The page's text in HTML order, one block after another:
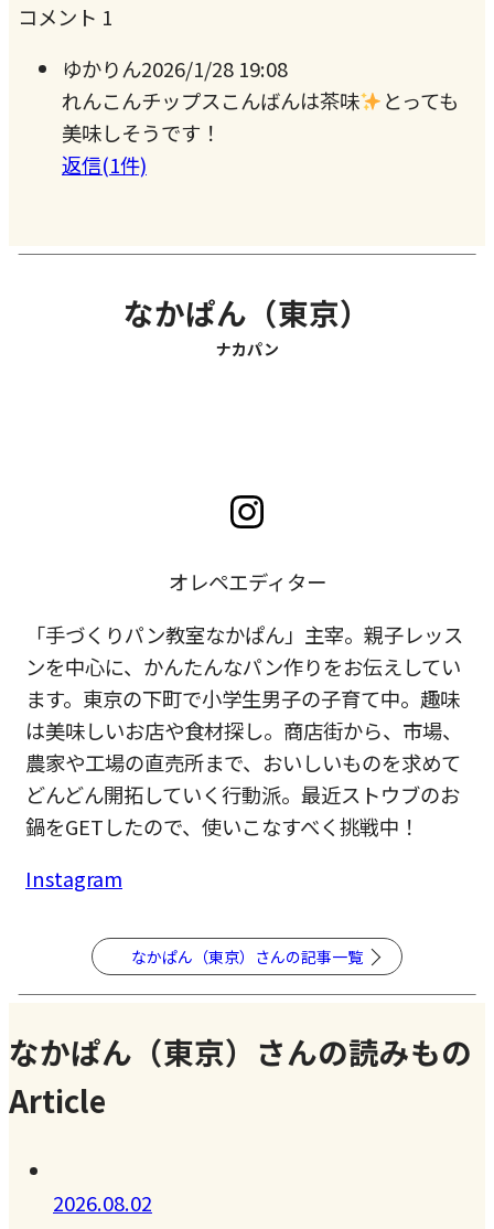
コメント 1
ゆかりん2026/1/28 19:08
れんこんチップスこんばんは茶味
とっても
美味しそうです！
返信(1件)
なかぱん（東京）
ナカパン
オレペエディター
「手づくりパン教室なかぱん」主宰。親子レッス
ンを中心に、かんたんなパン作りをお伝えしてい
ます。東京の下町で小学生男子の子育て中。趣味
は美味しいお店や食材探し。商店街から、市場、
農家や工場の直売所まで、おいしいものを求めて
どんどん開拓していく行動派。最近ストウブのお
鍋をGETしたので、使いこなすべく挑戦中！
Instagram
なかぱん（東京）さんの記事一覧
なかぱん（東京）さんの読みもの
Article
2026.08.02